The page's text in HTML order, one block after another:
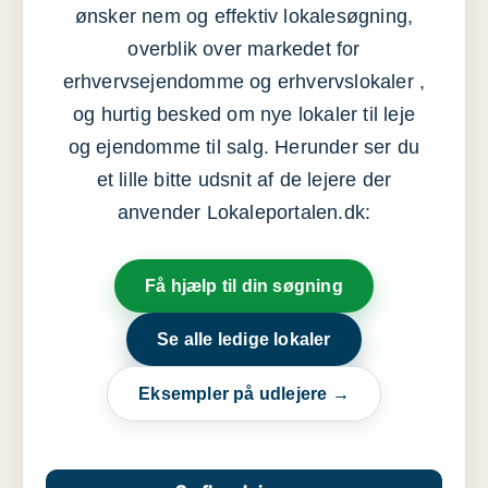
ønsker nem og effektiv lokalesøgning,
overblik over markedet for
erhvervsejendomme og erhvervslokaler ,
og hurtig besked om nye lokaler til leje
og ejendomme til salg. Herunder ser du
et lille bitte udsnit af de lejere der
anvender Lokaleportalen.dk:
Få hjælp til din søgning
Se alle ledige lokaler
Eksempler på udlejere →